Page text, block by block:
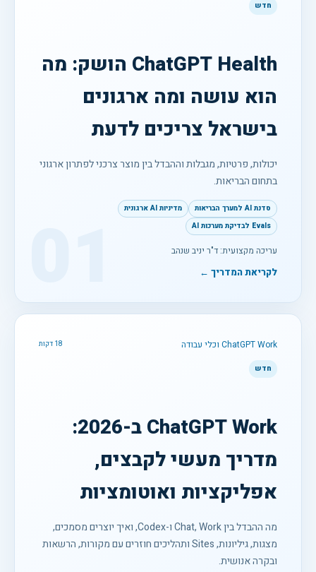
חדש
ChatGPT Health הושק: מה
הוא עושה ומה ארגונים
בישראל צריכים לדעת
יכולות, פרטיות, מגבלות וההבדל בין מוצר צרכני לפתרון ארגוני
בתחום הבריאות.
סדנת AI למערך הבריאות
מדיניות AI ארגונית
Evals לבדיקת מערכות AI
עריכה מקצועית: ד"ר יניב שנהב
לקריאת המדריך ←
ChatGPT Work וכלי עבודה 18 דקות
חדש
ChatGPT Work ב-2026:
מדריך מעשי לקבצים,
אפליקציות ואוטומציות
מה ההבדל בין Chat, Work ו-Codex, ואיך יוצרים מסמכים,
מצגות, גיליונות, Sites ותהליכים חוזרים עם מקורות, הרשאות
ובקרה אנושית.